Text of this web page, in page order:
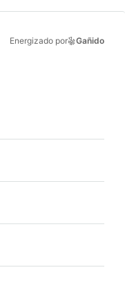
Energizado por Gañido